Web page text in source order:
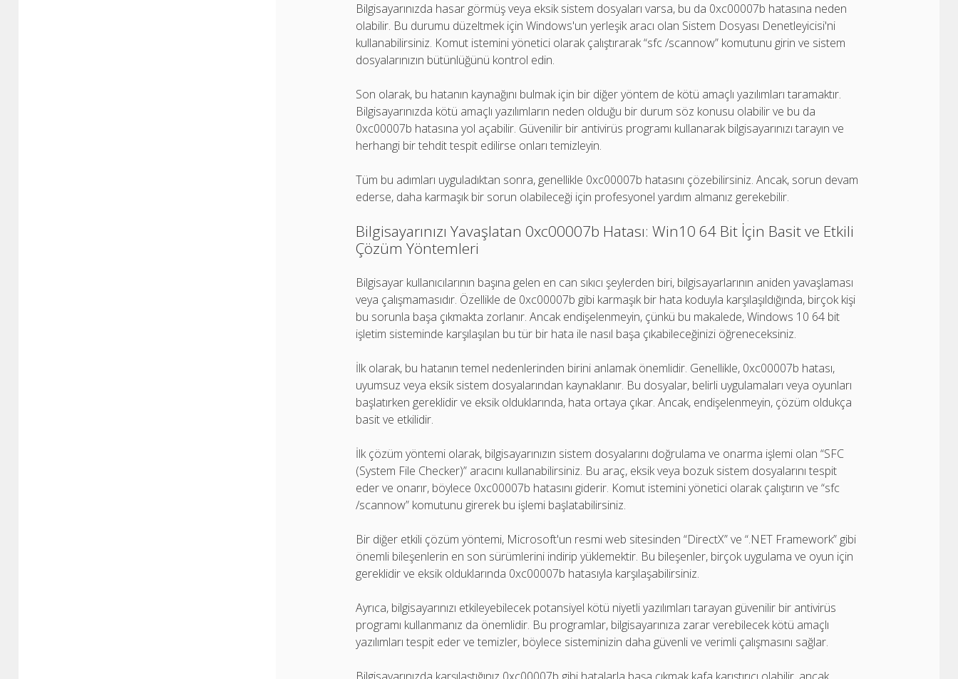
Bilgisayarınızda hasar görmüş veya eksik sistem dosyaları varsa, bu da 0xc00007b hatasına neden
olabilir. Bu durumu düzeltmek için Windows'un yerleşik aracı olan Sistem Dosyası Denetleyicisi'ni
kullanabilirsiniz. Komut istemini yönetici olarak çalıştırarak “sfc /scannow” komutunu girin ve sistem
dosyalarınızın bütünlüğünü kontrol edin.
Son olarak, bu hatanın kaynağını bulmak için bir diğer yöntem de kötü amaçlı yazılımları taramaktır.
Bilgisayarınızda kötü amaçlı yazılımların neden olduğu bir durum söz konusu olabilir ve bu da
0xc00007b hatasına yol açabilir. Güvenilir bir antivirüs programı kullanarak bilgisayarınızı tarayın ve
herhangi bir tehdit tespit edilirse onları temizleyin.
Tüm bu adımları uyguladıktan sonra, genellikle 0xc00007b hatasını çözebilirsiniz. Ancak, sorun devam
ederse, daha karmaşık bir sorun olabileceği için profesyonel yardım almanız gerekebilir.
Bilgisayarınızı Yavaşlatan 0xc00007b Hatası: Win10 64 Bit İçin Basit ve Etkili
Çözüm Yöntemleri
Bilgisayar kullanıcılarının başına gelen en can sıkıcı şeylerden biri, bilgisayarlarının aniden yavaşlaması
veya çalışmamasıdır. Özellikle de 0xc00007b gibi karmaşık bir hata koduyla karşılaşıldığında, birçok kişi
bu sorunla başa çıkmakta zorlanır. Ancak endişelenmeyin, çünkü bu makalede, Windows 10 64 bit
işletim sisteminde karşılaşılan bu tür bir hata ile nasıl başa çıkabileceğinizi öğreneceksiniz.
İlk olarak, bu hatanın temel nedenlerinden birini anlamak önemlidir. Genellikle, 0xc00007b hatası,
uyumsuz veya eksik sistem dosyalarından kaynaklanır. Bu dosyalar, belirli uygulamaları veya oyunları
başlatırken gereklidir ve eksik olduklarında, hata ortaya çıkar. Ancak, endişelenmeyin, çözüm oldukça
basit ve etkilidir.
İlk çözüm yöntemi olarak, bilgisayarınızın sistem dosyalarını doğrulama ve onarma işlemi olan “SFC
(System File Checker)” aracını kullanabilirsiniz. Bu araç, eksik veya bozuk sistem dosyalarını tespit
eder ve onarır, böylece 0xc00007b hatasını giderir. Komut istemini yönetici olarak çalıştırın ve “sfc
/scannow” komutunu girerek bu işlemi başlatabilirsiniz.
Bir diğer etkili çözüm yöntemi, Microsoft'un resmi web sitesinden “DirectX” ve “.NET Framework” gibi
önemli bileşenlerin en son sürümlerini indirip yüklemektir. Bu bileşenler, birçok uygulama ve oyun için
gereklidir ve eksik olduklarında 0xc00007b hatasıyla karşılaşabilirsiniz.
Ayrıca, bilgisayarınızı etkileyebilecek potansiyel kötü niyetli yazılımları tarayan güvenilir bir antivirüs
programı kullanmanız da önemlidir. Bu programlar, bilgisayarınıza zarar verebilecek kötü amaçlı
yazılımları tespit eder ve temizler, böylece sisteminizin daha güvenli ve verimli çalışmasını sağlar.